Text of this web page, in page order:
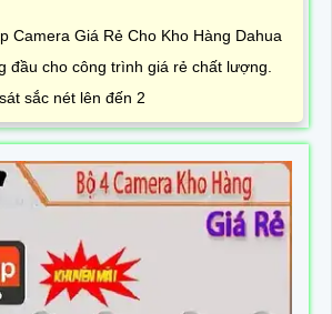
Camera Giá Rẻ Cho Kho Hàng Dahua
đầu cho công trình giá rẻ chất lượng.
sắc nét lên đến 2